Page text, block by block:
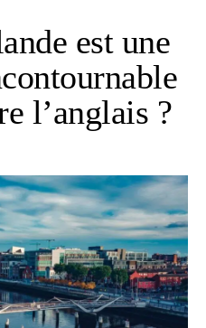
est une
l’anglais ?